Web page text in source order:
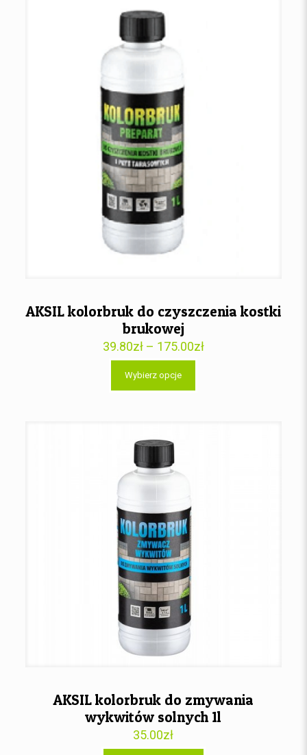
AKSIL kolorbruk do czyszczenia kostki
brukowej
39.80zł– 175.00zł
Wybierz opcje
AKSIL kolorbruk do zmywania
wykwitów solnych 1l
35.00zł